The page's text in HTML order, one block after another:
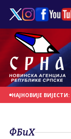
НАЈНОВИЈЕ ВИЈЕСТИ:
ДАН У
ФБиХ